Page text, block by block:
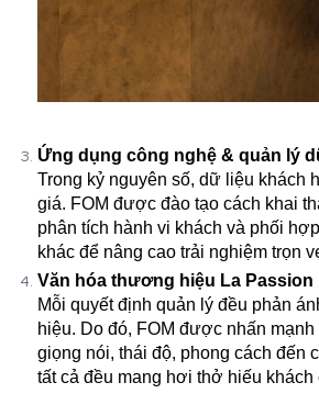
Ứng dụng công nghệ & quản lý
Trong kỷ nguyên số, dữ liệu khách
giá. FOM được đào tạo cách khai
phân tích hành vi khách và phối
khác để nâng cao trải nghiệm trọn
Văn hóa thương hiệu La Passion
Mỗi quyết định quản lý đều phản
hiệu. Do đó, FOM được nhấn
giọng nói, thái độ, phong cách đến
tất cả đều mang hơi thở hiếu khách